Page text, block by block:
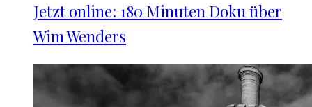
Jetzt online: 180 Minuten Doku über
Wim Wenders